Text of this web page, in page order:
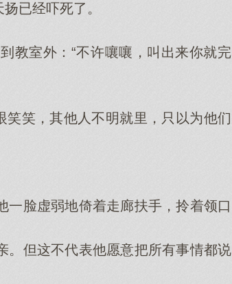
已经吓死了。
室外：“不许嚷嚷，叫出来你就完
笑，其他人不明就里，只以为他们
脸虚弱地倚着走廊扶手，拎着领口
但这不代表他愿意把所有事情都说